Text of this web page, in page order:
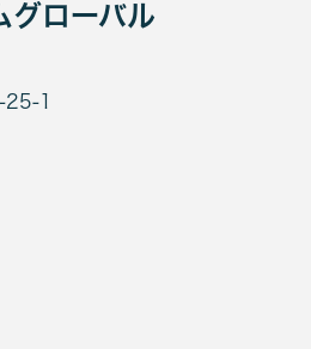
グローバル
25-1